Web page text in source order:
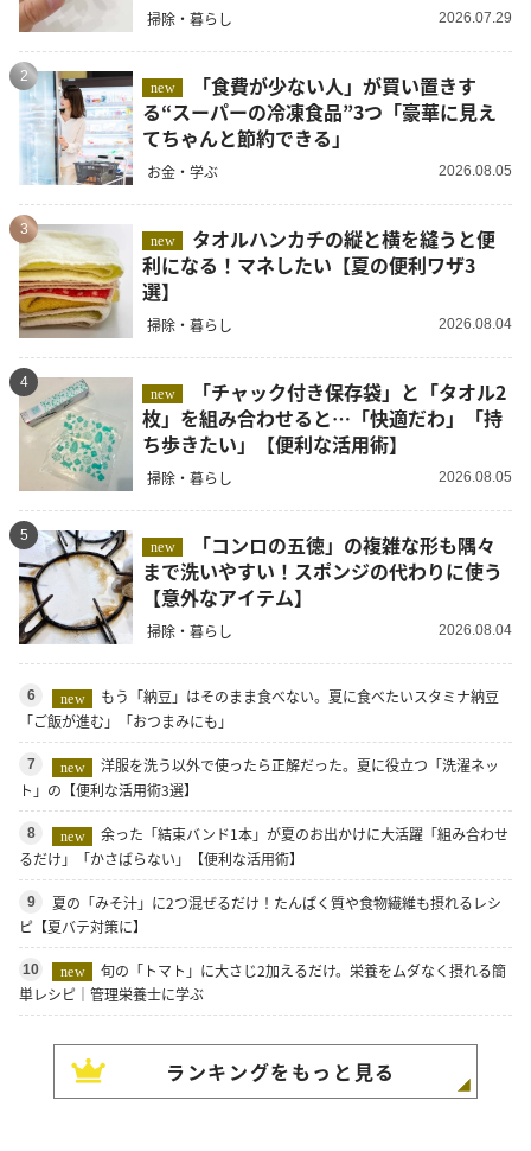
掃除・暮らし 2026.07.29
2
new
る“スーパーの冷凍食品”3つ「豪華に見え
てちゃんと節約できる」
お金・学ぶ 2026.08.05
3
new
利になる！マネしたい【夏の便利ワザ3
選】
掃除・暮らし 2026.08.04
4
new
枚」を組み合わせると…「快適だわ」「持
ち歩きたい」【便利な活用術】
掃除・暮らし 2026.08.05
5
new
まで洗いやすい！スポンジの代わりに使う
【意外なアイテム】
掃除・暮らし 2026.08.04
6 new
もう「納豆」はそのまま食べない。夏に食べたいスタミナ納豆
「ご飯が進む」「おつまみにも」
7 new
洋服を洗う以外で使ったら正解だった。夏に役立つ「洗濯ネッ
ト」の【便利な活用術3選】
8 new
余った「結束バンド1本」が夏のお出かけに大活躍「組み合わせ
るだけ」「かさばらない」【便利な活用術】
9
夏の「みそ汁」に2つ混ぜるだけ！たんぱく質や食物繊維も摂れるレシ
ピ【夏バテ対策に】
10 new
旬の「トマト」に大さじ2加えるだけ。栄養をムダなく摂れる簡
単レシピ｜管理栄養士に学ぶ
ランキングをもっと見る